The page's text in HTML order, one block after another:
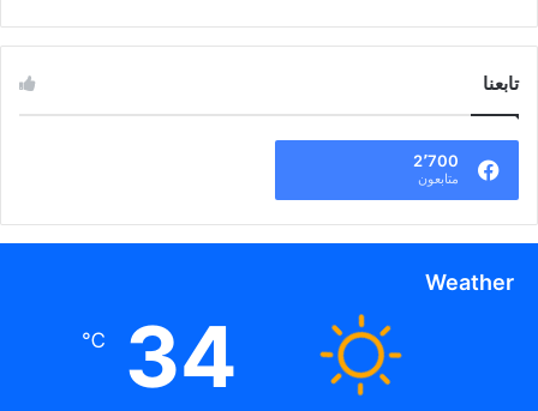
تابعنا
2٬700
متابعون
Weather
34
℃